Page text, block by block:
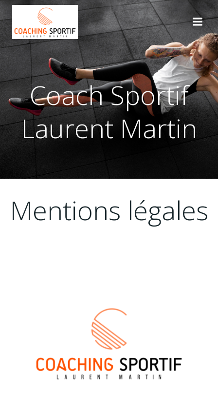
Aller
au
contenu
Coach Sportif
Laurent Martin
Mentions légales